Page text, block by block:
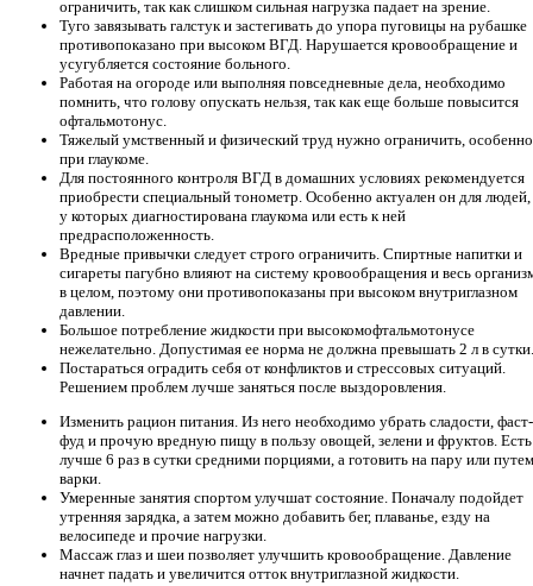
ограничить, так как слишком сильная нагрузка падает на зрение.
Туго завязывать галстук и застегивать до упора пуговицы на рубашке
противопоказано при высоком ВГД. Нарушается кровообращение и
усугубляется состояние больного.
Работая на огороде или выполняя повседневные дела, необходимо
помнить, что голову опускать нельзя, так как еще больше повысится
офтальмотонус.
Тяжелый умственный и физический труд нужно ограничить, особенно
при глаукоме.
Для постоянного контроля ВГД в домашних условиях рекомендуется
приобрести специальный тонометр. Особенно актуален он для людей,
у которых диагностирована глаукома или есть к ней
предрасположенность.
Вредные привычки следует строго ограничить. Спиртные напитки и
сигареты пагубно влияют на систему кровообращения и весь
в целом, поэтому они противопоказаны при высоком внутриглазном
давлении.
Большое потребление жидкости при высокомофтальмотонусе
нежелательно. Допустимая ее норма не должна превышать 2 л в сутки.
Постараться оградить себя от конфликтов и стрессовых ситуаций.
Решением проблем лучше заняться после выздоровления.
Изменить рацион питания. Из него необходимо убрать сладости, фаст-
фуд и прочую вредную пищу в пользу овощей, зелени и фруктов. Есть
лучше 6 раз в сутки средними порциями, а готовить на пару или путем
варки.
Умеренные занятия спортом улучшат состояние. Поначалу подойдет
утренняя зарядка, а затем можно добавить бег, плаванье, езду на
велосипеде и прочие нагрузки.
Массаж глаз и шеи позволяет улучшить кровообращение. Давление
начнет падать и увеличится отток внутриглазной жидкости.